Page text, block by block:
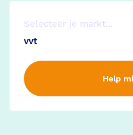
Selecteer je markt...
Help